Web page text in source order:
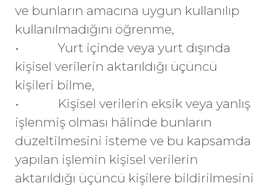
ve bunların amacına uygun kullanılıp
kullanılmadığını öğrenme,
• Yurt içinde veya yurt dışında
kişisel verilerin aktarıldığı üçüncü
kişileri bilme,
• Kişisel verilerin eksik veya yanlış
işlenmiş olması hâlinde bunların
düzeltilmesini isteme ve bu kapsamda
yapılan işlemin kişisel verilerin
aktarıldığı üçüncü kişilere bildirilmesini